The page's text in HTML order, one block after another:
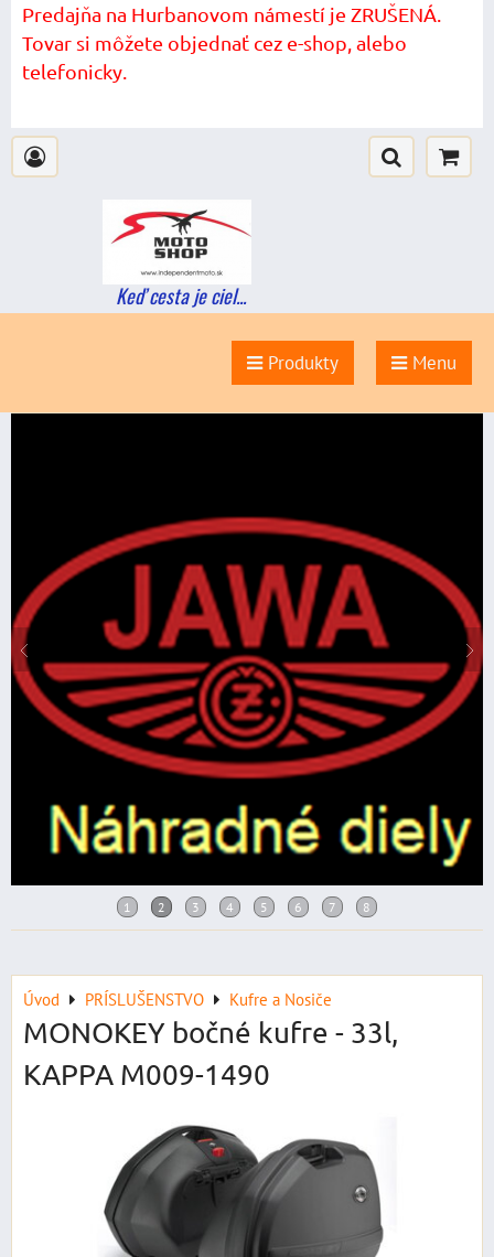
Predajňa na Hurbanovom námestí je ZRUŠENÁ.
Tovar si môžete objednať cez e-shop, alebo
telefonicky.
Keď cesta je ciel...
Produkty Menu
Úvod PRÍSLUŠENSTVO Kufre a Nosiče
MONOKEY bočné kufre - 33l,
KAPPA M009-1490